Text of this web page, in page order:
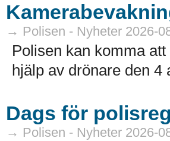
→ Polisen - Nyheter 2026-
Polisen kan komma
hjälp av drönare den 4
Dags för
→ Polisen - Nyheter 2026-